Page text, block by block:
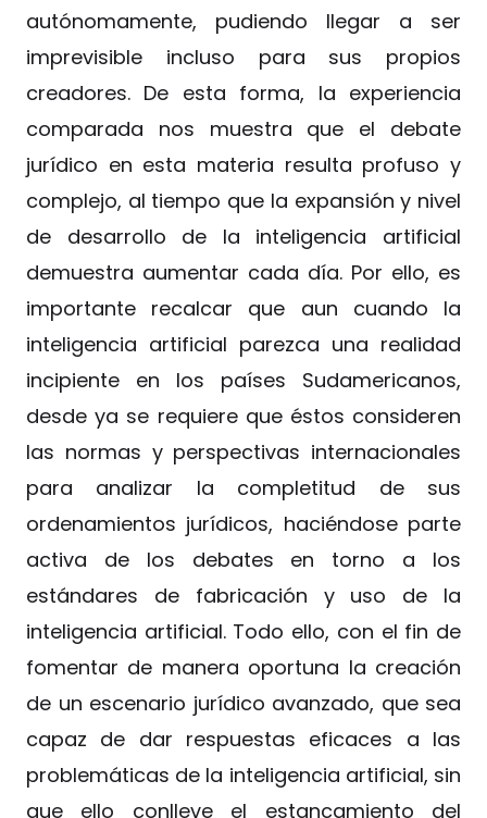
autónomamente, pudiendo llegar a ser
imprevisible incluso para sus propios
creadores. De esta forma, la experiencia
comparada nos muestra que el debate
jurídico en esta materia resulta profuso y
complejo, al tiempo que la expansión y nivel
de desarrollo de la inteligencia artificial
demuestra aumentar cada día. Por ello, es
importante recalcar que aun cuando la
inteligencia artificial parezca una realidad
incipiente en los países Sudamericanos,
desde ya se requiere que éstos consideren
las normas y perspectivas internacionales
para analizar la completitud de sus
ordenamientos jurídicos, haciéndose parte
activa de los debates en torno a los
estándares de fabricación y uso de la
inteligencia artificial. Todo ello, con el fin de
fomentar de manera oportuna la creación
de un escenario jurídico avanzado, que sea
capaz de dar respuestas eficaces a las
problemáticas de la inteligencia artificial, sin
que ello conlleve el estancamiento del